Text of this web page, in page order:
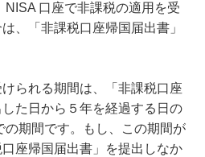
NISA 口座で非課税の適用を受
、「非課税口座帰国届出書」
られる期間は、「非課税口座
た日から５年を経過する日の
の期間です。もし、この期間が
座帰国届出書」を提出しなか